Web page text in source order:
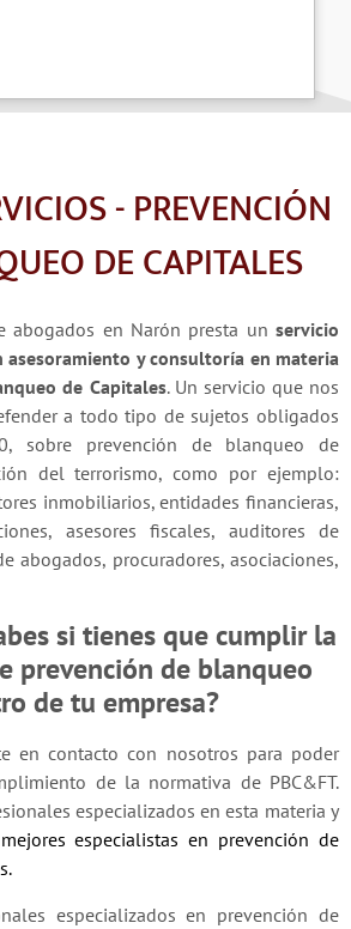
- PREVENCIÓN
DE CAPITALES
abogados en Narón presta un servicio
asesoramiento y consultoría en materia
de Capitales. Un servicio que nos
a todo tipo de sujetos obligados
sobre prevención de blanqueo de
del terrorismo, como por ejemplo:
inmobiliarios, entidades financieras,
asesores fiscales, auditores de
abogados, procuradores, asociaciones,
si tienes que cumplir la
prevención de blanqueo
de tu empresa?
en contacto con nosotros para poder
de la normativa de PBC&FT.
especializados en esta materia y
mejores especialistas en prevención de
.
especializados en prevención de